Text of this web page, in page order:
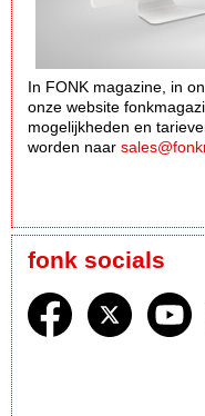
In FONK magazine, in
onze website
mogelijkheden en
worden naar
fonk socials